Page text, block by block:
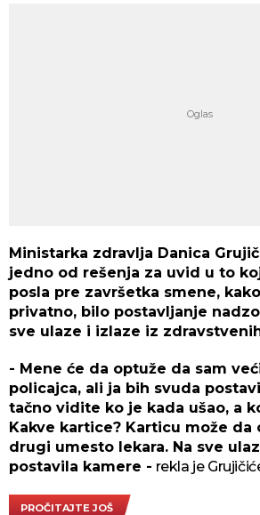
Ministarka zdravlja Danica
jedno od rešenja za uvid u to
posla pre završetka smene,
privatno, bilo postavljanje
sve ulaze i izlaze iz
- Mene će da optuže da sam
policajca, ali ja bih svuda
tačno vidite ko je kada ušao, a
Kakve kartice? Karticu može da
drugi umesto lekara. Na sve
postavila kamere - rekla je
PROČITAJTE JOŠ